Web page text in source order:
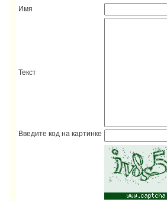
Имя
Текст
Введите код на картинке